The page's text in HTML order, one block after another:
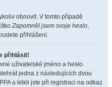
obnovit. V tomto případě
Zapomněl jsem svoje heslo,
přihlášeni.
přihlásit!
uživatelské jméno a heslo.
jedna z následujících dvou
a klikli jste při registraci na odkaz